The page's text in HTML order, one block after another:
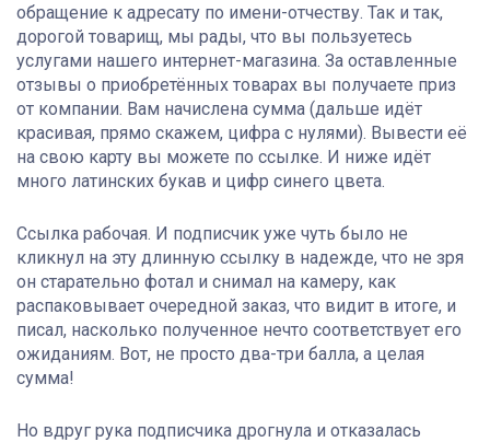
обращение к адресату по имени-отчеству. Так и так,
дорогой товарищ, мы рады, что вы пользуетесь
услугами нашего интернет-магазина. За оставленные
отзывы о приобретённых товарах вы получаете приз
от компании. Вам начислена сумма (дальше идёт
красивая, прямо скажем, цифра с нулями). Вывести её
на свою карту вы можете по ссылке. И ниже идёт
много латинских букав и цифр синего цвета.
Ссылка рабочая. И подписчик уже чуть было не
кликнул на эту длинную ссылку в надежде, что не зря
он старательно фотал и снимал на камеру, как
распаковывает очередной заказ, что видит в итоге, и
писал, насколько полученное нечто соответствует его
ожиданиям. Вот, не просто два-три балла, а целая
сумма!
Но вдруг рука подписчика дрогнула и отказалась